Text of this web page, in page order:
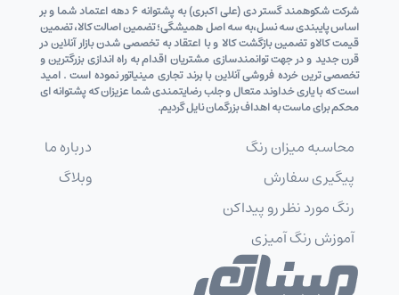
شرکت شکوهمند گستر دی (علی اکبری) به پشتوانه 6 دهه اعتماد شما و بر
اساس پایبندی سه نسل،به سه اصل همیشگی؛ تضمین اصالت کالا، تضمین
قیمت کالاو تضمین بازگشت کالا و با اعتقاد به تخصصی شدن بازار آنلاین در
قرن جدید و در جهت توانمندسازی مشتریان اقدام به راه اندازی بزرگترین و
تخصصی ترین خرده فروشی آنلاین با برند تجاری مینیاتور نموده است . امید
است که با یاری خداوند متعال و جلب رضایتمندی شما عزیزان که پشتوانه ای
محکم برای ماست به اهداف بزرگمان نایل گردیم.
محاسبه میزان رنگ
پیگیری سفارش
رنگ مورد نظر رو پیداکن
آموزش رنگ آمیزی
درباره ما
وبلاگ